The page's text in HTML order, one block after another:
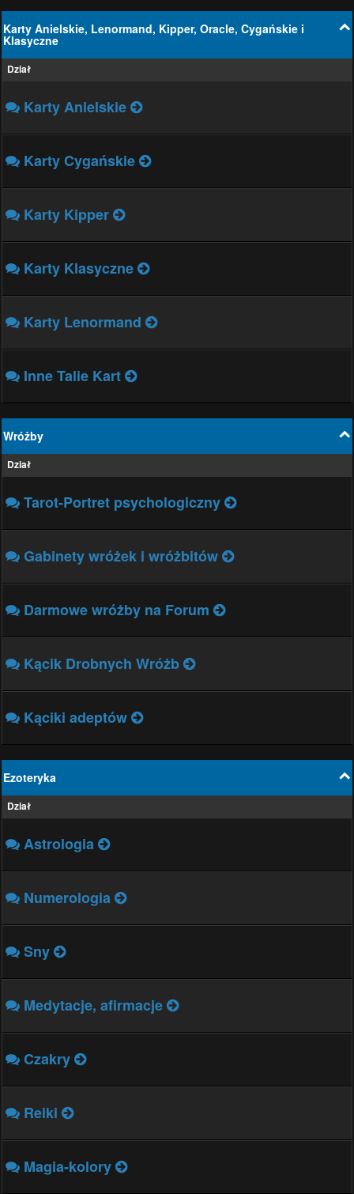
Karty Anielskie, Lenormand, Kipper, Oracle, Cygańskie i
Klasyczne
Dział
Karty Anielskie
Karty Cygańskie
Karty Kipper
Karty Klasyczne
Karty Lenormand
Inne Talie Kart
Wróżby
Dział
Tarot-Portret psychologiczny
Gabinety wróżek i wróżbitów
Darmowe wróżby na Forum
Kącik Drobnych Wróżb
Kąciki adeptów
Ezoteryka
Dział
Astrologia
Numerologia
Sny
Medytacje, afirmacje
Czakry
Reiki
Magia-kolory